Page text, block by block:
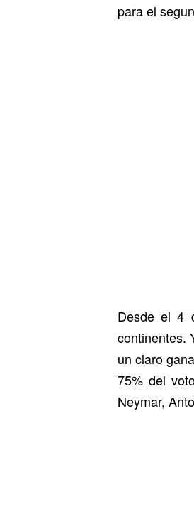
para el
Desde el 4
continentes.
un claro
75% del
Neymar,